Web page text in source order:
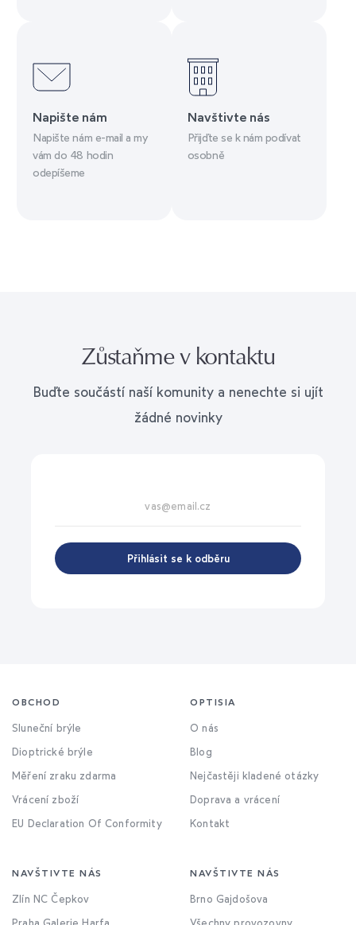
Napište nám
Napište nám e-mail a my
vám do 48 hodin
odepíšeme
Navštivte nás
Přijďte se k nám podívat
osobně
Zůstaňme v kontaktu
Buďte součástí naší komunity a nenechte si ujít
žádné novinky
Přihlásit se k odběru
OBCHOD
Sluneční brýle
Dioptrické brýle
Měření zraku zdarma
Vrácení zboží
EU Declaration Of Conformity
OPTISIA
O nás
Blog
Nejčastěji kladené otázky
Doprava a vrácení
Kontakt
NAVŠTIVTE NÁS
Zlín NC Čepkov
NAVŠTIVTE NÁS
Brno Gajdošova